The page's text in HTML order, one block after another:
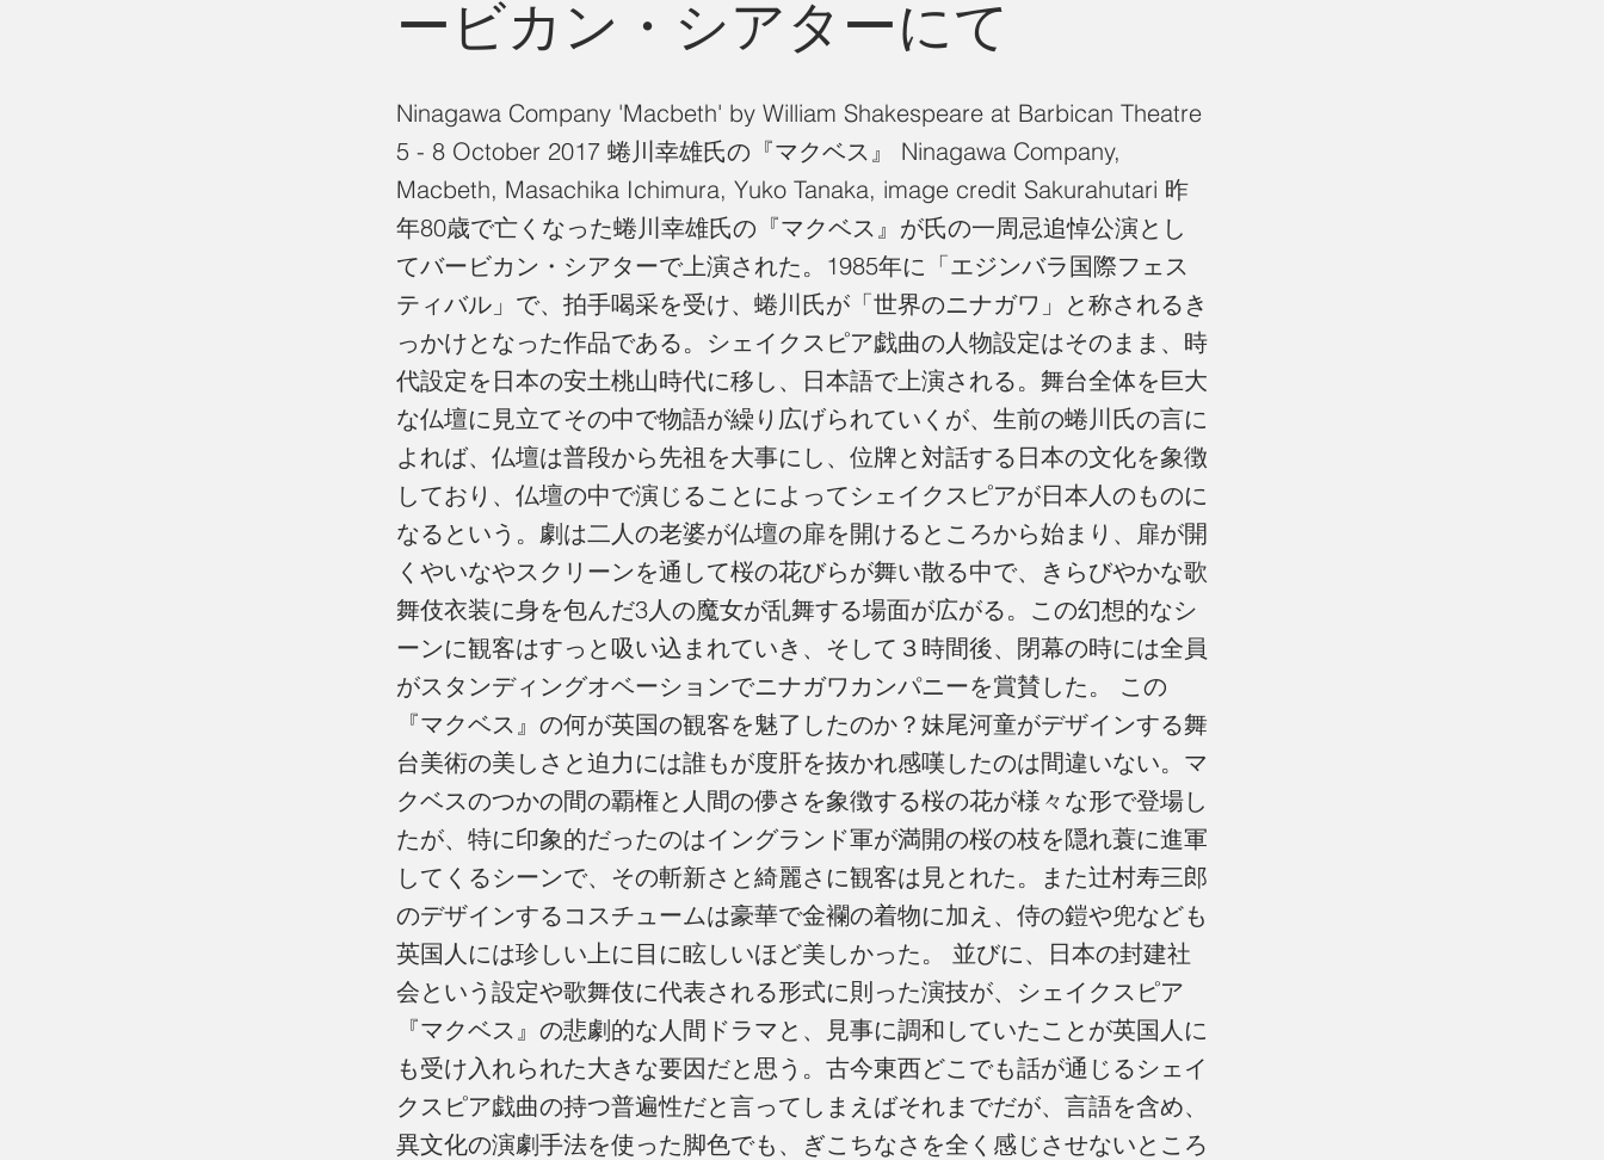
ービカン・シアターにて
Ninagawa Company 'Macbeth' by William Shakespeare at Barbican Theatre
5 - 8 October 2017 蜷川幸雄氏の『マクベス』 Ninagawa Company,
Macbeth, Masachika Ichimura, Yuko Tanaka, image credit Sakurahutari 昨
年80歳で亡くなった蜷川幸雄氏の『マクベス』が氏の一周忌追悼公演とし
てバービカン・シアターで上演された。1985年に「エジンバラ国際フェス
ティバル」で、拍手喝采を受け、蜷川氏が「世界のニナガワ」と称されるき
っかけとなった作品である。シェイクスピア戯曲の人物設定はそのまま、時
代設定を日本の安土桃山時代に移し、日本語で上演される。舞台全体を巨大
な仏壇に見立てその中で物語が繰り広げられていくが、生前の蜷川氏の言に
よれば、仏壇は普段から先祖を大事にし、位牌と対話する日本の文化を象徴
しており、仏壇の中で演じることによってシェイクスピアが日本人のものに
なるという。劇は二人の老婆が仏壇の扉を開けるところから始まり、扉が開
くやいなやスクリーンを通して桜の花びらが舞い散る中で、きらびやかな歌
舞伎衣装に身を包んだ3人の魔女が乱舞する場面が広がる。この幻想的なシ
ーンに観客はすっと吸い込まれていき、そして３時間後、閉幕の時には全員
がスタンディングオベーションでニナガワカンパニーを賞賛した。 この
『マクベス』の何が英国の観客を魅了したのか？妹尾河童がデザインする舞
台美術の美しさと迫力には誰もが度肝を抜かれ感嘆したのは間違いない。マ
クベスのつかの間の覇権と人間の儚さを象徴する桜の花が様々な形で登場し
たが、特に印象的だったのはイングランド軍が満開の桜の枝を隠れ蓑に進軍
してくるシーンで、その斬新さと綺麗さに観客は見とれた。また辻村寿三郎
のデザインするコスチュームは豪華で金襴の着物に加え、侍の鎧や兜なども
英国人には珍しい上に目に眩しいほど美しかった。 並びに、日本の封建社
会という設定や歌舞伎に代表される形式に則った演技が、シェイクスピア
『マクベス』の悲劇的な人間ドラマと、見事に調和していたことが英国人に
も受け入れられた大きな要因だと思う。古今東西どこでも話が通じるシェイ
クスピア戯曲の持つ普遍性だと言ってしまえばそれまでだが、言語を含め、
異文化の演劇手法を使った脚色でも、ぎこちなさを全く感じさせないところ